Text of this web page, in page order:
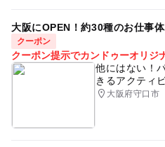
大阪にOPEN！約30種のお仕事
クーポン
クーポン提示でカンドゥーオリジ
他にはない！
きるアクティ
大阪府守口市